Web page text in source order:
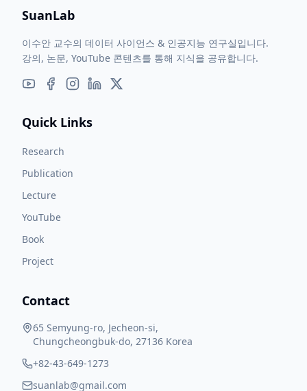
SuanLab
이수안 교수의 데이터 사이언스 & 인공지능 연구실입니다.
강의, 논문, YouTube 콘텐츠를 통해 지식을 공유합니다.
Quick Links
Research
Publication
Lecture
YouTube
Book
Project
Contact
65 Semyung-ro, Jecheon-si,
Chungcheongbuk-do, 27136 Korea
+82-43-649-1273
suanlab@gmail.com